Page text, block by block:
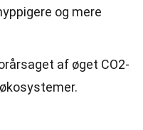
og mere
af øget CO2-